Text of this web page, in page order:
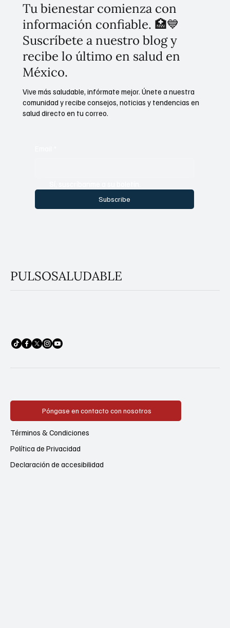
Tu bienestar comienza con
información confiable. 🏥💙
Suscríbete a nuestro blog y
recibe lo último en salud en
México.
Subscribe
Vive más saludable, infórmate mejor. Únete a nuestra
comunidad y recibe consejos, noticias y tendencias en
salud directo en tu correo.
PULSOSALUDABLE
Póngase en contacto con nosotros
Política de Privacidad
Términos & Condiciones
Declaración de accesibilidad